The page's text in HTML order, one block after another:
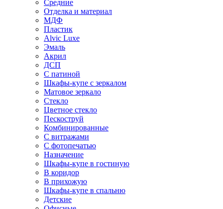
Средние
Отделка и материал
МДФ
Пластик
Alvic Luxe
Эмаль
Акрил
ДСП
С патиной
Шкафы-купе с зеркалом
Матовое зеркало
Стекло
Цветное стекло
Пескоструй
Комбинированные
С витражами
С фотопечатью
Назначение
Шкафы-купе в гостиную
В коридор
В прихожую
Шкафы-купе в спальню
Детские